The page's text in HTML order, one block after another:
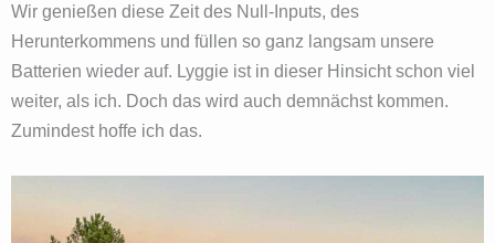
Wir genießen diese Zeit des Null-Inputs, des
Herunterkommens und füllen so ganz langsam unsere
Batterien wieder auf. Lyggie ist in dieser Hinsicht schon viel
weiter, als ich. Doch das wird auch demnächst kommen.
Zumindest hoffe ich das.